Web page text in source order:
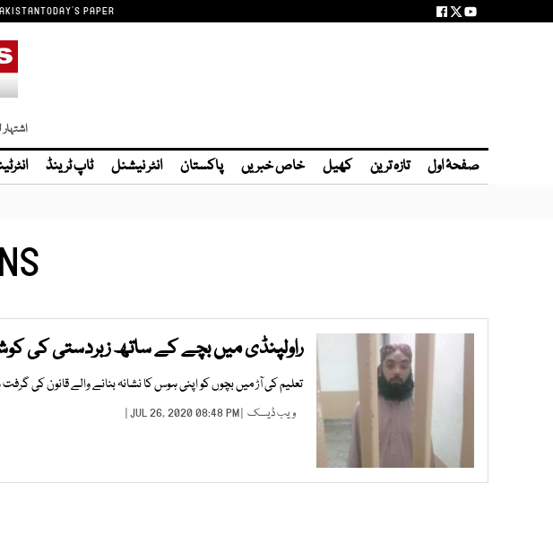
TODAY'S PAPER
صفحۂ اول تازہ ترین کھیل خاص خبریں پاکستان انٹر نیشنل ٹاپ ٹرینڈ
راولپنڈی میں بچے کے ساتھ زبردستی کی
تعلیم کی آڑ میں بچوں کو اپنی ہوس کا نشانہ بنانے والے قانون کی
ویب ڈیسک | JUL 26, 2020 08:48 PM |